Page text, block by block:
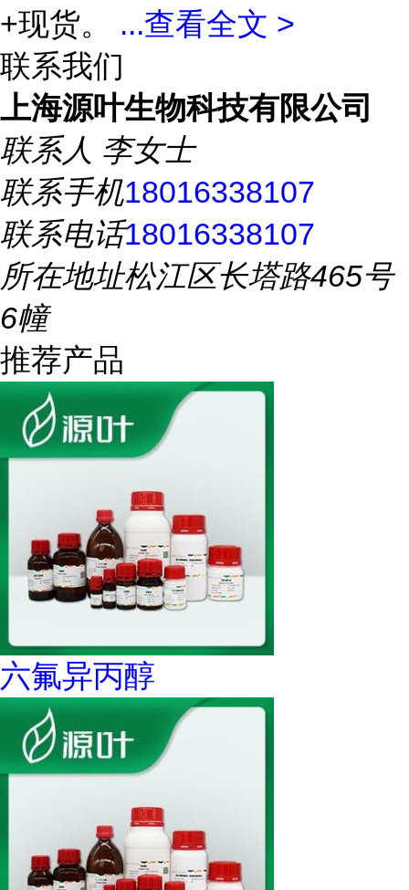
+现货。 ...查看全文 >
联系我们
上海源叶生物科技有限公司
联系人 李女士
联系手机18016338107
联系电话18016338107
所在地址松江区长塔路465号
6幢
推荐产品
六氟异丙醇